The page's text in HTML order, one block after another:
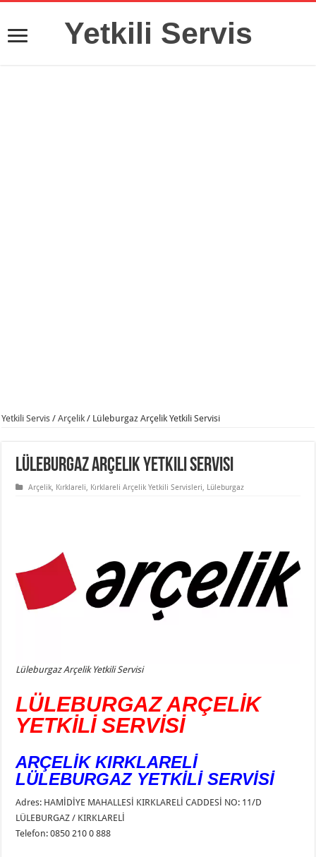
Yetkili Servis
Yetkili Servis / Arçelik / Lüleburgaz Arçelik Yetkili Servisi
Lüleburgaz Arçelik Yetkili Servisi
Arçelik, Kırklareli, Kırklareli Arçelik Yetkili Servisleri, Lüleburgaz
Lüleburgaz Arçelik Yetkili Servisi
LÜLEBURGAZ ARÇELİK
YETKİLİ SERVİSİ
ARÇELİK KIRKLARELİ
LÜLEBURGAZ YETKİLİ SERVİSİ
Adres: HAMİDİYE MAHALLESİ KIRKLARELİ CADDESİ NO: 11/D
LÜLEBURGAZ / KIRKLARELİ
Telefon: 0850 210 0 888